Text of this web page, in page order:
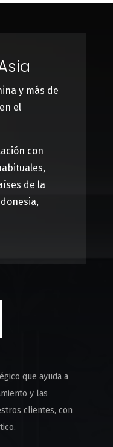
y más de
el
con
de la
que ayuda a
y las
clientes, con